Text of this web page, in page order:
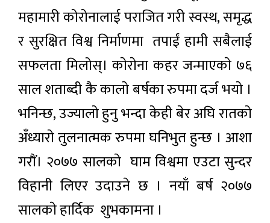
महामारी कोरोनालाई पराजित गरी स्वस्थ, समृद्ध
र सुरक्षित विश्व निर्माणमा तपाईं हामी सबैलाई
सफलता मिलोस्। काेराेना कहर जन्माएकाे ७६
साल शताब्दी कै कालाे बर्षका रुपमा दर्ज भयाे ।
भनिन्छ, उज्यालाे हुनु भन्दा केही बेर अघि रातकाे
अँध्याराे तुलनात्मक रुपमा घनिभुत हुन्छ । आशा
गराैं। २०७७ सालकाे घाम विश्वमा एउटा सुन्दर
विहानी लिएर उदाउने छ । नयाँ बर्ष २०७७
सालकाे हार्दिक शुभकामना ।